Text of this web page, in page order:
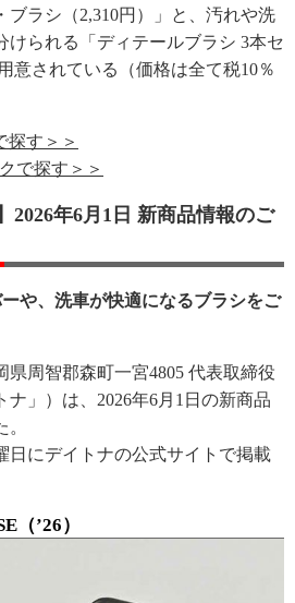
ブラシ（2,310円）」と、汚れや洗
けられる「ディテールブラシ 3本セ
意されている（価格は全て税10％
探す＞＞
で探す＞＞
2026年6月1日 新商品情報のご
や、洗車が快適になるブラシをご
県周智郡森町一宮4805 代表取締役
」）は、2026年6月1日の新商品
日にデイトナの公式サイトで掲載
（’26）